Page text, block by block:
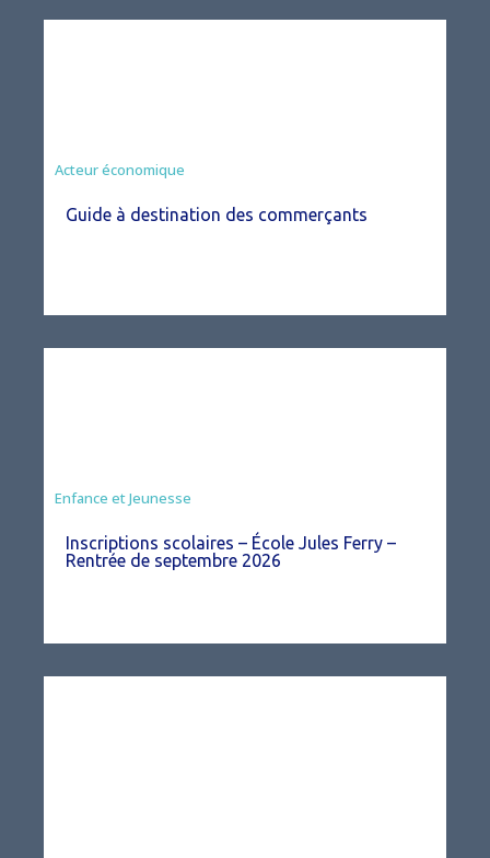
Acteur économique
Guide à destination des commerçants
Enfance et Jeunesse
Inscriptions scolaires – École Jules Ferry –
Rentrée de septembre 2026